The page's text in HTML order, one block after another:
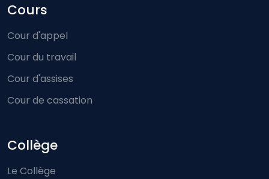
Cours
Cour d'appel
Cour du travail
Cour d'assises
Cour de cassation
Collège
Le Collège